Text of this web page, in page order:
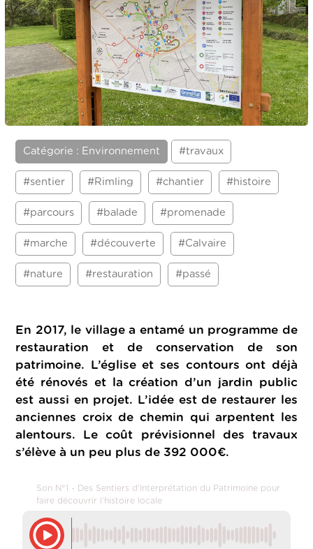
Catégorie : Environnement #travaux
#sentier #Rimling #chantier #histoire
#parcours #balade #promenade
#marche #découverte #Calvaire
#nature #restauration #passé
En 2017, le village a entamé un programme de
restauration et de conservation de son
patrimoine. L’église et ses contours ont déjà
été rénovés et la création d’un jardin public
est aussi en projet. L’idée est de restaurer les
anciennes croix de chemin qui arpentent les
alentours. Le coût prévisionnel des travaux
s’élève à un peu plus de 392 000€.
Son N°1 - Des Sentiers d’Interprétation du Patrimoine pour
faire découvrir l’histoire locale